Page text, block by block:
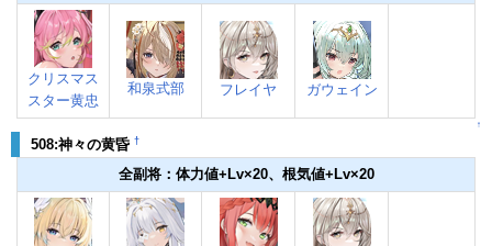
クリスマス
スター黄忠
和泉式部 フレイヤ ガウェイン
↑
508:神々の黄昏 †
全副将：体力値+Lv×20、根気値+Lv×20